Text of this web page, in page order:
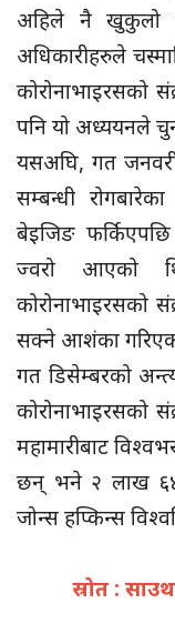
अहिले नै खुकुलो
अधिकारीहरुले
कोरोनाभाइरसको
पनि यो अध्ययनले
यसअघि, गत
सम्बन्धी
बेइजिङ
ज्वरो आएको
कोरोनाभाइरसको
सक्ने आशंका
गत डिसेम्बरको
कोरोनाभाइरसको
महामारीबाट
छन् भने २ लाख ६४
जोन्स हप्किन्स
स्रोत : साउथ